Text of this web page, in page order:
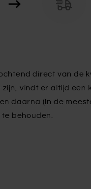
direct van de
vindt er altijd een
daarna (in de
behouden.